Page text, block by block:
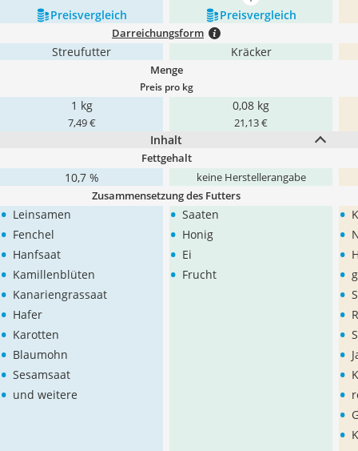
Preis­vergleich
Preis­vergleich
Darreichungsform
Streufutter Kräcker
Menge
Preis pro kg
1 kg
7,49 €
0,08 kg
21,13 €
Inhalt
Fettgehalt
10,7 % keine Herstellerangabe
Zusammensetzung des Futters
• Leinsamen
• Fenchel
• Hanfsaat
• Kamillenblüten
• Kanariengrassaat
• Hafer
• Karotten
• Blaumohn
• Sesamsaat
• und weitere
• Saaten
• Honig
• Ei
• Frucht
•
•
•
•
•
•
•
•
•
•
•
•